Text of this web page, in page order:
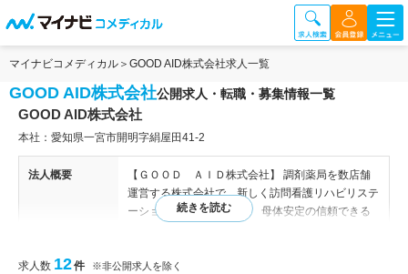
マイナビコメディカル GOOD AID株式会社求人一覧
GOOD AID株式会社公開求人・転職・募集情報一覧
GOOD AID株式会社
本社：愛知県一宮市開明字絹屋田41-2
法人概要
【ＧＯＯＤ ＡＩＤ株式会社】 調剤薬局を数店舗
運営する株式会社で、新しく訪問看護リハビリステ
ーションを立ち上げます。 母体安定の信頼できる
中川店、白川公園店、大須店、小牧店、鳴子店、大
求人数 12件 ※非公開求人を除く